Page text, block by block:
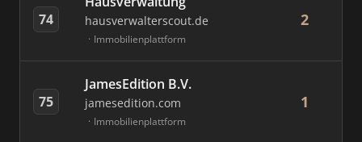
74 hausverwalterscout.de
Immobilienplattform
2
75
JamesEdition B.V.
jamesedition.com
Immobilienplattform
1